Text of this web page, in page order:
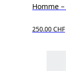
Homme
250.00 CHF